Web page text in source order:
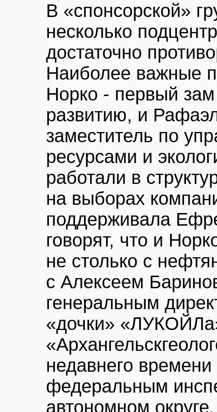
В «спонсорской»
несколько
достаточно
Наиболее важные
Норко - первый
развитию, и
заместитель по
ресурсами и
работали в
на выборах
поддерживала
говорят, что и
не столько с
с Алексеем
генеральным
«дочки»
недавнего
федеральным
автономном округе.